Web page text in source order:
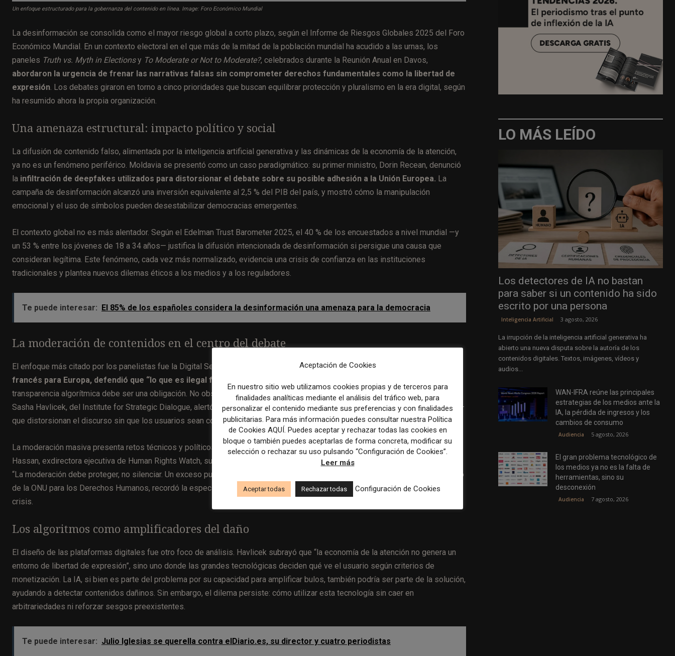
Un enfoque estructurado para la gobernanza del contenido en línea. Image: Foro Económico Mundial
La desinformación se consolida como el mayor riesgo global a corto plazo, según el Informe de Riesgos Globales 2025 del Foro
Económico Mundial. En un contexto electoral en el que más de la mitad de la población mundial ha acudido a las urnas, los
paneles Truth vs. Myth in Electionsy To Moderate or Not to Moderate?, celebrados durante la Reunión Anual en Davos,
abordaron la urgencia de frenar las narrativas falsas sin comprometer derechos fundamentales como la libertad de
expresión. Los debates giraron en torno a cinco prioridades que buscan equilibrar protección y pluralismo en la era digital, según
ha resumido ahora la propia organización.
Una amenaza estructural: impacto político y social
La difusión de contenido falso, alimentada por la inteligencia artificial generativa y las dinámicas de la economía de la atención,
ya no es un fenómeno periférico. Moldavia se presentó como un caso paradigmático: su primer ministro, Dorin Recean, denunció
la infiltración de deepfakes utilizados para distorsionar el debate sobre su posible adhesión a la Unión Europea. La
campaña de desinformación alcanzó una inversión equivalente al 2,5 % del PIB del país, y mostró cómo la manipulación
emocional y el uso de símbolos pueden desestabilizar democracias emergentes.
El contexto global no es más alentador. Según el Edelman Trust Barometer 2025, el 40 % de los encuestados a nivel mundial —y
un 53 % entre los jóvenes de 18 a 34 años— justifica la difusión intencionada de desinformación si persigue una causa que
consideran legítima. Este fenómeno, cada vez más normalizado, evidencia una crisis de confianza en las instituciones
tradicionales y plantea nuevos dilemas éticos a los medios y a los reguladores.
Te puede interesar: El 85% de los españoles considera la desinformación una amenaza para la democracia
La moderación de contenidos en el centro del debate
El enfoque más citado por los panelistas fue la Digital Services Act (DSA) de la Unión Europea.Jean-Noël Barrot, ministro
francés para Europa, defendió que “lo que es ilegal fuera de línea debe serlo también en línea”,
transparencia algorítmica debe ser una obligación. No obstante, otros participantes advirtieron sobre los límites de este marco.
Sasha Havlicek, del Institute for Strategic Dialogue, alertó sobre las prácticas invisibles —como redes de bots y cuentas falsas—
que distorsionan el discurso sin que los usuarios sean conscientes de ello.
La moderación masiva presenta retos técnicos y políticos. Solo en 2024 se moderaron 1.600 millones de contenidos.
Tirana
Hassan, exdirectora ejecutiva de Human Rights Watch, subrayó que el enfoque debe ser compatible con los derechos humanos:
“La moderación debe proteger, no silenciar. Un exceso puede facilitar el control autoritario”, señaló. Volker Türk, Alto Comisionado
de la ONU para los Derechos Humanos, recordó la especial responsabilidad de las plataformas en contextos de conflicto o
crisis.
Los algoritmos como amplificadores del daño
El diseño de las plataformas digitales fue otro foco de análisis. Havlicek subrayó que “la economía de la atención no genera un
entorno de libertad de expresión”, sino uno donde las grandes tecnológicas deciden qué ve el usuario según criterios de
monetización. La IA, si bien es parte del problema por su capacidad para amplificar bulos, también podría ser parte de la solución,
ayudando a detectar contenidos dañinos. Sin embargo, el dilema persiste: cómo utilizar esta tecnología sin caer en
arbitrariedades ni reforzar sesgos preexistentes.
Te puede interesar: Julio Iglesias se querella contra elDiario.es, su director y cuatro periodistas
LO MÁS LEÍDO
Los detectores de IA no bastan
para saber si un contenido ha sido
escrito por una persona
Inteligencia Artificial 3 agosto, 2026
La irrupción de la inteligencia artificial generativa ha
abierto una nueva disputa sobre la autoría de los
contenidos digitales. Textos, imágenes, vídeos y
audios...
WAN-IFRA reúne las principales
estrategias de los medios ante la
IA, la pérdida de ingresos y los
cambios de consumo
Audiencia 5 agosto, 2026
El gran problema tecnológico de
los medios ya no es la falta de
herramientas, sino su
desconexión
Audiencia 7 agosto, 2026
Aceptación de Cookies
En nuestro sitio web utilizamos cookies propias y de terceros para
finalidades analíticas mediante el análisis del tráfico web, para
personalizar el contenido mediante sus preferencias y con finalidades
publicitarias. Para más información puedes consultar nuestra Política
de Cookies AQUÍ. Puedes aceptar y rechazar todas las cookies en
bloque o también puedes aceptarlas de forma concreta, modificar su
selección o rechazar su uso pulsando “Configuración de Cookies”.
Leer más
Aceptar todas Rechazar todas Configuración de Cookies